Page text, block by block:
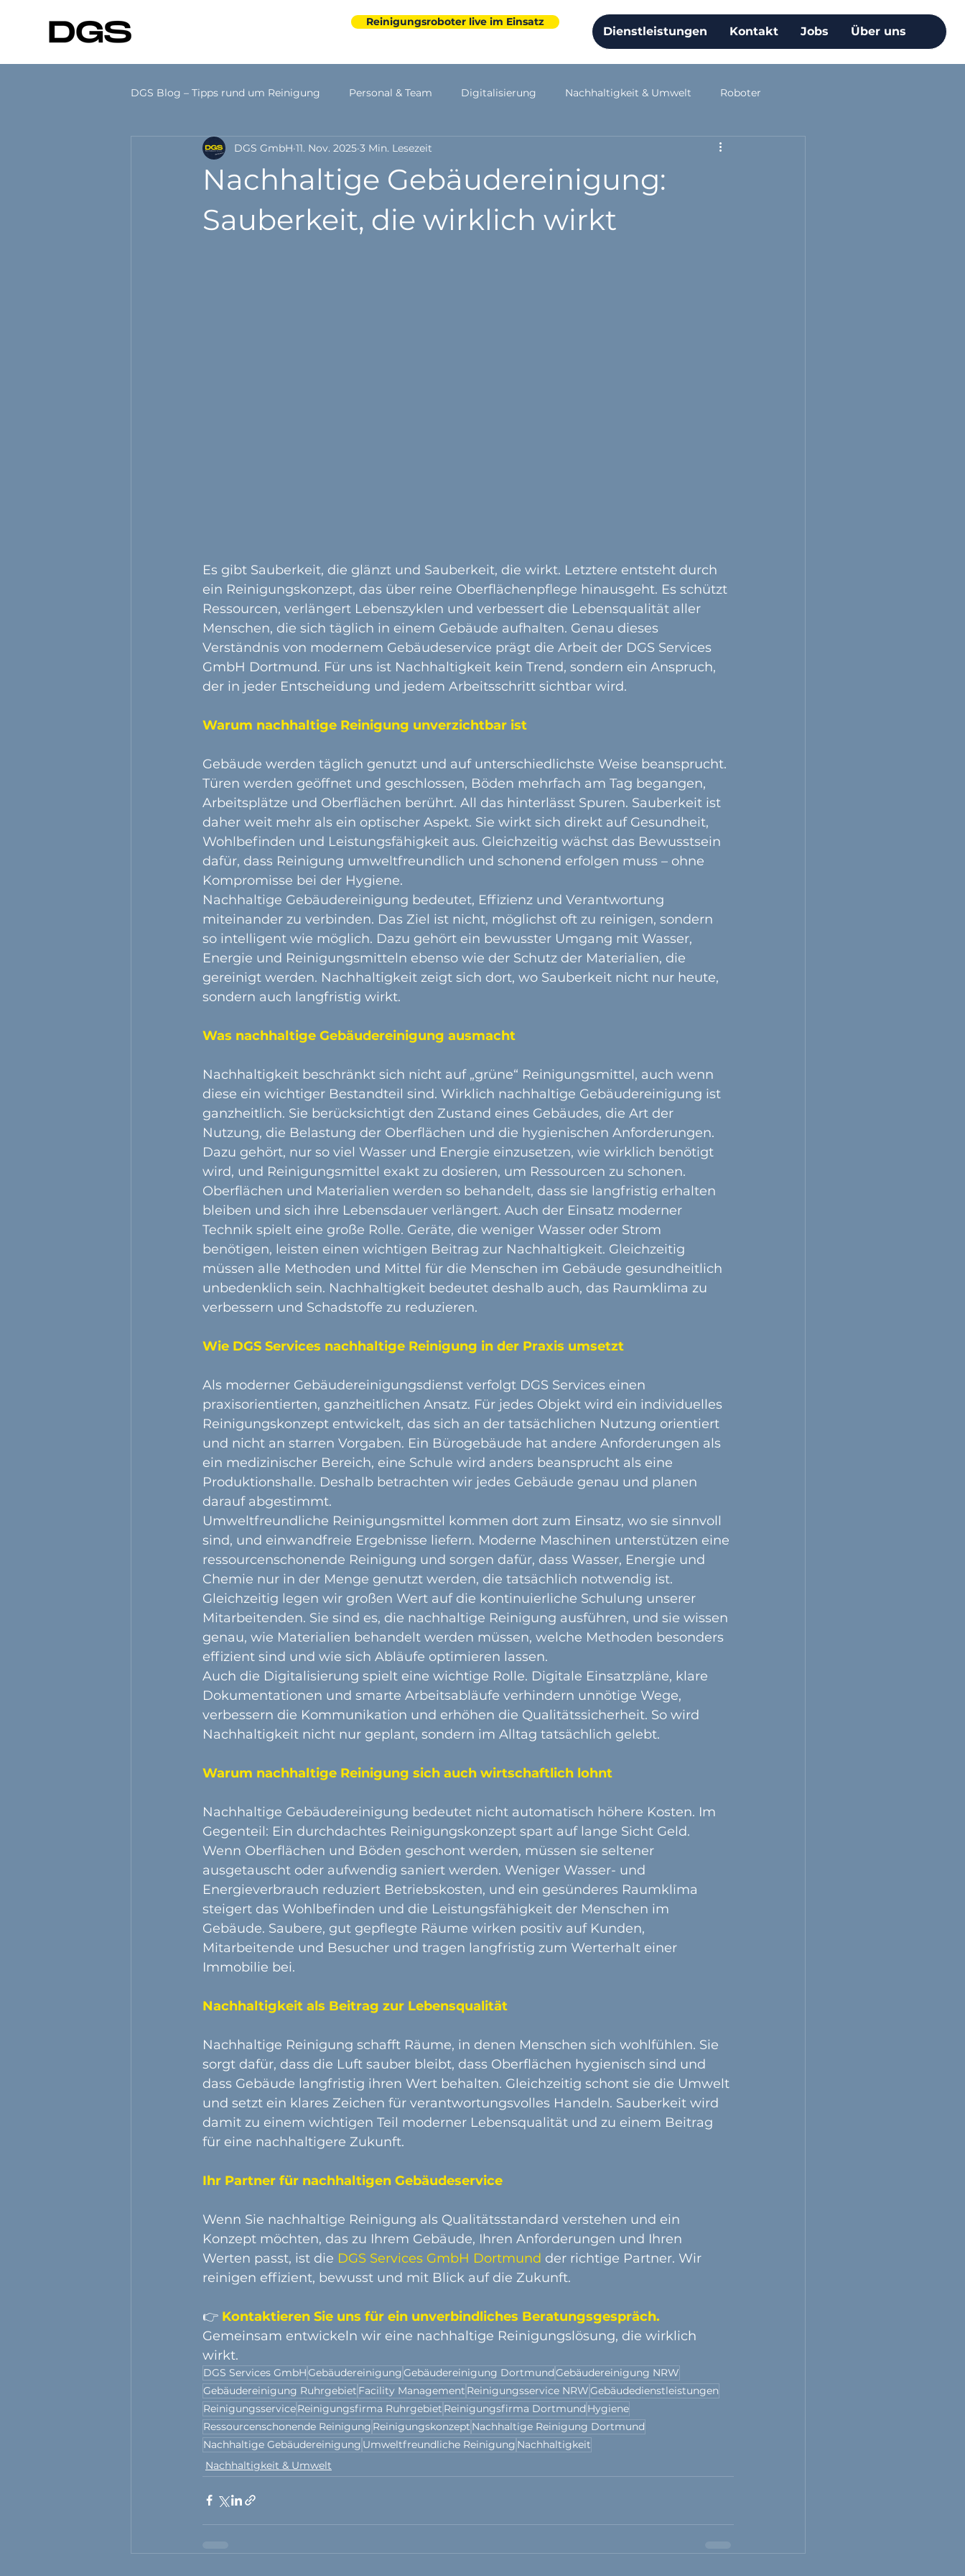
Reinigungsroboter live im Einsatz
Dienstleistungen Kontakt Jobs Über uns
DGS Blog – Tipps rund um Reinigung Personal & Team Digitalisierung Nachhaltigkeit & Umwelt Roboter
Hygiene Basics Unternehmensentwicklung
Nachhaltige Gebäudereinigung:
Sauberkeit, die wirklich wirkt
DGS GmbH 11. Nov. 2025 3 Min. Lesezeit
Es gibt Sauberkeit, die glänzt und Sauberkeit, die wirkt. Letztere entsteht durch
ein Reinigungskonzept, das über reine Oberflächenpflege hinausgeht. Es schützt
Ressourcen, verlängert Lebenszyklen und verbessert die Lebensqualität aller
Menschen, die sich täglich in einem Gebäude aufhalten. Genau dieses
Verständnis von modernem Gebäudeservice prägt die Arbeit der DGS Services
GmbH Dortmund. Für uns ist Nachhaltigkeit kein Trend, sondern ein Anspruch,
der in jeder Entscheidung und jedem Arbeitsschritt sichtbar wird.
Warum nachhaltige Reinigung unverzichtbar ist
Gebäude werden täglich genutzt und auf unterschiedlichste Weise beansprucht.
Türen werden geöffnet und geschlossen, Böden mehrfach am Tag begangen,
Arbeitsplätze und Oberflächen berührt. All das hinterlässt Spuren. Sauberkeit ist
daher weit mehr als ein optischer Aspekt. Sie wirkt sich direkt auf Gesundheit,
Wohlbefinden und Leistungsfähigkeit aus. Gleichzeitig wächst das Bewusstsein
dafür, dass Reinigung umweltfreundlich und schonend erfolgen muss – ohne
Kompromisse bei der Hygiene.
Nachhaltige Gebäudereinigung bedeutet, Effizienz und Verantwortung
miteinander zu verbinden. Das Ziel ist nicht, möglichst oft zu reinigen, sondern
so intelligent wie möglich. Dazu gehört ein bewusster Umgang mit Wasser,
Energie und Reinigungsmitteln ebenso wie der Schutz der Materialien, die
gereinigt werden. Nachhaltigkeit zeigt sich dort, wo Sauberkeit nicht nur heute,
sondern auch langfristig wirkt.
Was nachhaltige Gebäudereinigung ausmacht
Nachhaltigkeit beschränkt sich nicht auf „grüne“ Reinigungsmittel, auch wenn
diese ein wichtiger Bestandteil sind. Wirklich nachhaltige Gebäudereinigung ist
ganzheitlich. Sie berücksichtigt den Zustand eines Gebäudes, die Art der
Nutzung, die Belastung der Oberflächen und die hygienischen Anforderungen.
Dazu gehört, nur so viel Wasser und Energie einzusetzen, wie wirklich benötigt
wird, und Reinigungsmittel exakt zu dosieren, um Ressourcen zu schonen.
Oberflächen und Materialien werden so behandelt, dass sie langfristig erhalten
bleiben und sich ihre Lebensdauer verlängert. Auch der Einsatz moderner
Technik spielt eine große Rolle. Geräte, die weniger Wasser oder Strom
benötigen, leisten einen wichtigen Beitrag zur Nachhaltigkeit. Gleichzeitig
müssen alle Methoden und Mittel für die Menschen im Gebäude gesundheitlich
unbedenklich sein. Nachhaltigkeit bedeutet deshalb auch, das Raumklima zu
verbessern und Schadstoffe zu reduzieren.
Wie DGS Services nachhaltige Reinigung in der Praxis umsetzt
Als moderner Gebäudereinigungsdienst verfolgt DGS Services einen
praxisorientierten, ganzheitlichen Ansatz. Für jedes Objekt wird ein individuelles
Reinigungskonzept entwickelt, das sich an der tatsächlichen Nutzung orientiert
und nicht an starren Vorgaben. Ein Bürogebäude hat andere Anforderungen als
ein medizinischer Bereich, eine Schule wird anders beansprucht als eine
Produktionshalle. Deshalb betrachten wir jedes Gebäude genau und planen
darauf abgestimmt.
Umweltfreundliche Reinigungsmittel kommen dort zum Einsatz, wo sie sinnvoll
sind, und einwandfreie Ergebnisse liefern. Moderne Maschinen unterstützen eine
ressourcenschonende Reinigung und sorgen dafür, dass Wasser, Energie und
Chemie nur in der Menge genutzt werden, die tatsächlich notwendig ist.
Gleichzeitig legen wir großen Wert auf die kontinuierliche Schulung unserer
Mitarbeitenden. Sie sind es, die nachhaltige Reinigung ausführen, und sie wissen
genau, wie Materialien behandelt werden müssen, welche Methoden besonders
effizient sind und wie sich Abläufe optimieren lassen.
Auch die Digitalisierung spielt eine wichtige Rolle. Digitale Einsatzpläne, klare
Dokumentationen und smarte Arbeitsabläufe verhindern unnötige Wege,
verbessern die Kommunikation und erhöhen die Qualitätssicherheit. So wird
Nachhaltigkeit nicht nur geplant, sondern im Alltag tatsächlich gelebt.
Warum nachhaltige Reinigung sich auch wirtschaftlich lohnt
Nachhaltige Gebäudereinigung bedeutet nicht automatisch höhere Kosten. Im
Gegenteil: Ein durchdachtes Reinigungskonzept spart auf lange Sicht Geld.
Wenn Oberflächen und Böden geschont werden, müssen sie seltener
ausgetauscht oder aufwendig saniert werden. Weniger Wasser- und
Energieverbrauch reduziert Betriebskosten, und ein gesünderes Raumklima
steigert das Wohlbefinden und die Leistungsfähigkeit der Menschen im
Gebäude. Saubere, gut gepflegte Räume wirken positiv auf Kunden,
Mitarbeitende und Besucher und tragen langfristig zum Werterhalt einer
Immobilie bei.
Nachhaltigkeit als Beitrag zur Lebensqualität
Nachhaltige Reinigung schafft Räume, in denen Menschen sich wohlfühlen. Sie
sorgt dafür, dass die Luft sauber bleibt, dass Oberflächen hygienisch sind und
dass Gebäude langfristig ihren Wert behalten. Gleichzeitig schont sie die Umwelt
und setzt ein klares Zeichen für verantwortungsvolles Handeln. Sauberkeit wird
damit zu einem wichtigen Teil moderner Lebensqualität und zu einem Beitrag
für eine nachhaltigere Zukunft.
Ihr Partner für nachhaltigen Gebäudeservice
Wenn Sie nachhaltige Reinigung als Qualitätsstandard verstehen und ein
Konzept möchten, das zu Ihrem Gebäude, Ihren Anforderungen und Ihren
Werten passt, ist die DGS Services GmbH Dortmund der richtige Partner. Wir
reinigen effizient, bewusst und mit Blick auf die Zukunft.
👉 Kontaktieren Sie uns für ein unverbindliches Beratungsgespräch.
Gemeinsam entwickeln wir eine nachhaltige Reinigungslösung, die wirklich
wirkt.
DGS Services GmbHGebäudereinigungGebäudereinigung DortmundGebäudereinigung NRW
Gebäudereinigung Ruhrgebiet Facility Management Reinigungsservice NRWGebäudedienstleistungen
ReinigungsserviceReinigungsfirma Ruhrgebiet Reinigungsfirma Dortmund Hygiene
Ressourcenschonende Reinigung Reinigungskonzept Nachhaltige Reinigung Dortmund
Nachhaltige Gebäudereinigung Umweltfreundliche Reinigung Nachhaltigkeit
Nachhaltigkeit & Umwelt